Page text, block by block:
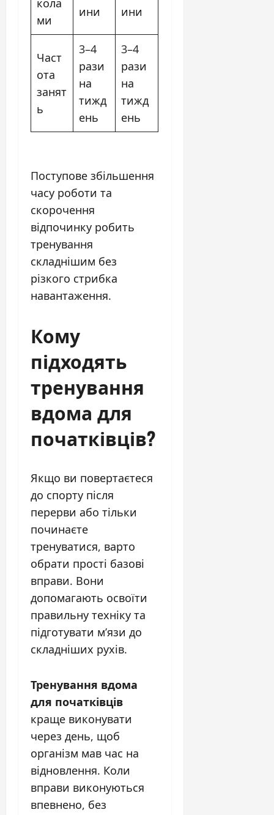
кола
ми
ини
ини
Част
ота
занят
ь
3–4
рази
на
тижд
ень
3–4
рази
на
тижд
ень
Поступове збільшення
часу роботи та
скорочення
відпочинку робить
тренування
складнішим без
різкого стрибка
навантаження.
Кому
підходять
тренування
вдома для
початківців?
Якщо ви повертаєтеся
до спорту після
перерви або тільки
починаєте
тренуватися, варто
обрати прості базові
вправи. Вони
допомагають освоїти
правильну техніку та
підготувати м’язи до
складніших рухів.
Тренування вдома
для початківців
краще виконувати
через день, щоб
організм мав час на
відновлення. Коли
вправи виконуються
впевнено, без